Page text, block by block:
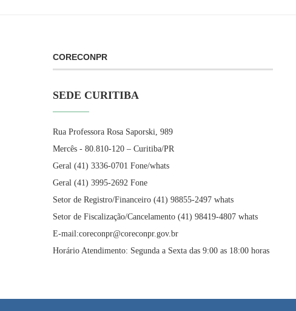
CORECONPR
SEDE CURITIBA
Rua Professora Rosa Saporski, 989
Mercês - 80.810-120 – Curitiba/PR
Geral (41) 3336-0701 Fone/whats
Geral (41) 3995-2692 Fone
Setor de Registro/Financeiro (41) 98855-2497 whats
Setor de Fiscalização/Cancelamento (41) 98419-4807 whats
E-mail:coreconpr@coreconpr.gov.br
Horário Atendimento: Segunda a Sexta das 9:00 as 18:00 horas